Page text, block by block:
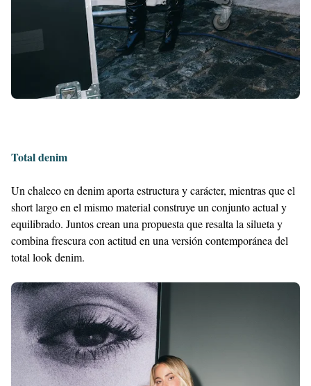
Total denim
Un chaleco en denim aporta estructura y carácter, mientras que el
short largo en el mismo material construye un conjunto actual y
equilibrado. Juntos crean una propuesta que resalta la silueta y
combina frescura con actitud en una versión contemporánea del
total look denim.